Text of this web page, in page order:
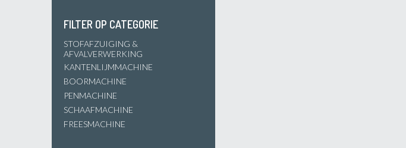
FILTER OP CATEGORIE
STOFAFZUIGING &
AFVALVERWERKING
KANTENLIJMMACHINE
BOORMACHINE
PENMACHINE
SCHAAFMACHINE
FREESMACHINE